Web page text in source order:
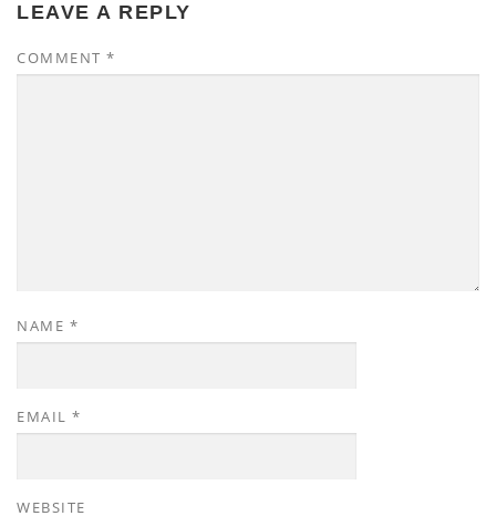
LEAVE A REPLY
COMMENT *
NAME *
EMAIL *
WEBSITE